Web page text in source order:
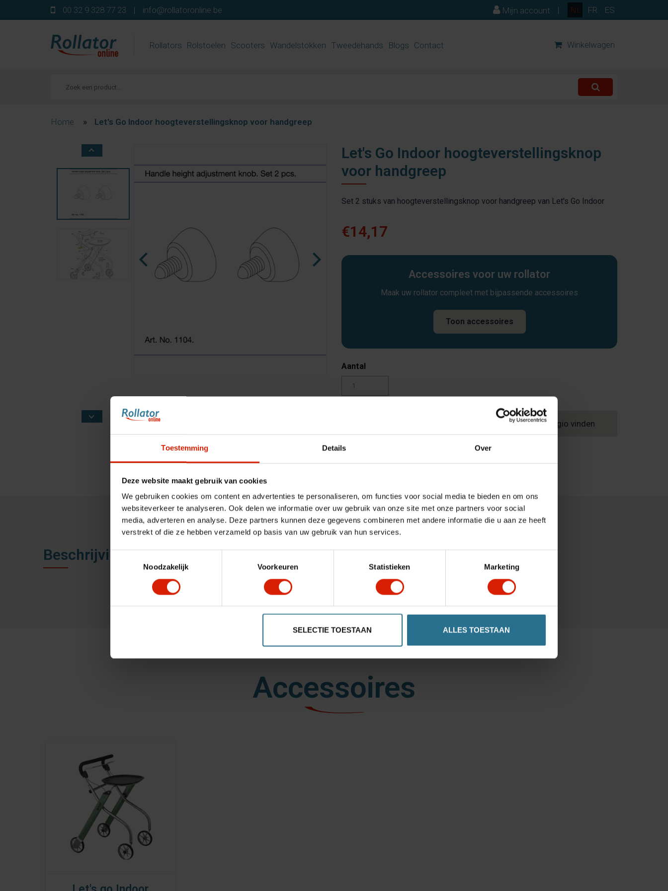
Toestemming Details Over
Deze website maakt gebruik van cookies
We gebruiken cookies om content en advertenties te personaliseren, om functies voor social media te bieden en om ons
websiteverkeer te analyseren. Ook delen we informatie over uw gebruik van onze site met onze partners voor social
media, adverteren en analyse. Deze partners kunnen deze gegevens combineren met andere informatie die u aan ze heeft
verstrekt of die ze hebben verzameld op basis van uw gebruik van hun services.
Noodzakelijk
Voorkeuren Statistieken Marketing
SELECTIE TOESTAAN ALLES TOESTAAN
00 32 9 328 77 23 | info@rollatoronline.be NL FR ES
Mijn account |
Rollators Rolstoelen Scooters Wandelstokken Tweedehands Blogs Contact Winkelwagen
Home » Let's Go Indoor hoogteverstellingsknop voor handgreep
Let's Go Indoor hoogteverstellingsknop
voor handgreep
Set 2 stuks van hoogteverstellingsknop voor handgreep van Let's Go Indoor
€14,17
Accessoires voor uw rollator
Maak uw rollator compleet met bijpassende accessoires
Toon accessoires
Aantal
Winkel in uw regio vinden
Beschrijving
Accessoires